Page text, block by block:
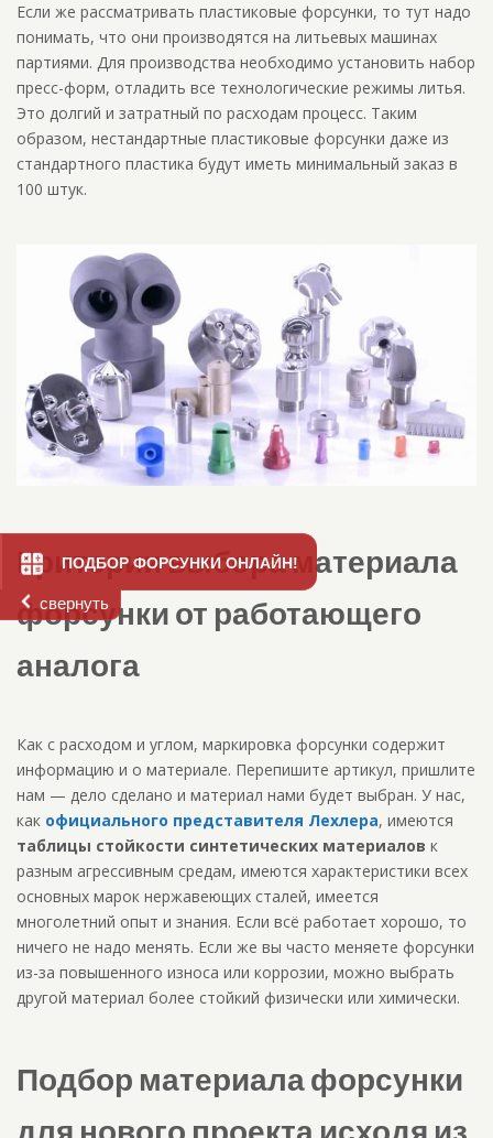
ПОДБОР ФОРСУНКИ ОНЛАЙН!
свернуть
Если же рассматривать пластиковые форсунки, то тут надо
понимать, что они производятся на литьевых машинах
партиями. Для производства необходимо установить набор
пресс-форм, отладить все технологические режимы литья.
Это долгий и затратный по расходам процесс. Таким
образом, нестандартные пластиковые форсунки даже из
стандартного пластика будут иметь минимальный заказ в
100 штук.
Критерии выбора материала
форсунки от работающего
аналога
Как с расходом и углом, маркировка форсунки содержит
информацию и о материале. Перепишите артикул, пришлите
нам — дело сделано и материал нами будет выбран. У нас,
как официального представителя Лехлера, имеются
таблицы стойкости синтетических материалов к
разным агрессивным средам, имеются характеристики всех
основных марок нержавеющих сталей, имеется
многолетний опыт и знания. Если всё работает хорошо, то
ничего не надо менять. Если же вы часто меняете форсунки
из-за повышенного износа или коррозии, можно выбрать
другой материал более стойкий физически или химически.
Подбор материала форсунки